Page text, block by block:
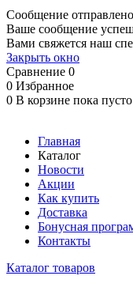
Сообщение отправлено
Ваше сообщение
Вами свяжется наш
Закрыть окно
Сравнение 0
0 Избранное
0 В корзине пока пусто
Главная
Каталог
Новости
Акции
Как купить
Доставка
Бонусная
Контакты
Каталог товаров